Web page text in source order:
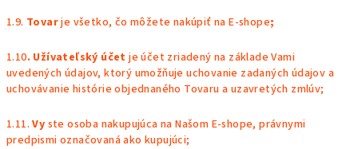
1.9. Tovarje všetko, čo môžete nakúpiť na E-shope;
1.10. Užívateľský účetje účet zriadený na základe Vami
uvedených údajov, ktorý umožňuje uchovanie zadaných údajov a
uchovávanie histórie objednaného Tovaru a uzavretých zmlúv;
1.11. Vy ste osoba nakupujúca na Našom E-shope, právnymi
predpismi označovaná ako kupujúci;